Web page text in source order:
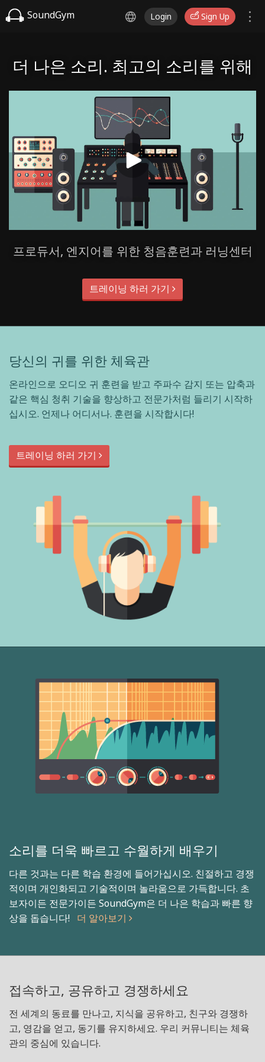
SoundGym Login Sign Up
더 나은 소리. 최고의 소리를 위해
프로듀서, 엔지어를 위한 청음훈련과 러닝센터
트레이닝 하러 가기
당신의 귀를 위한 체육관
온라인으로 오디오 귀 훈련을 받고 주파수 감지 또는 압축과
같은 핵심 청취 기술을 향상하고 전문가처럼 들리기 시작하
십시오. 언제나 어디서나. 훈련을 시작합시다!
트레이닝 하러 가기
소리를 더욱 빠르고 수월하게 배우기
다른 것과는 다른 학습 환경에 들어가십시오. 친절하고 경쟁
적이며 개인화되고 기술적이며 놀라움으로 가득합니다. 초
보자이든 전문가이든 SoundGym은 더 나은 학습과 빠른 향
상을 돕습니다! 더 알아보기
접속하고, 공유하고 경쟁하세요
전 세계의 동료를 만나고, 지식을 공유하고, 친구와 경쟁하
고, 영감을 얻고, 동기를 유지하세요. 우리 커뮤니티는 체육
관의 중심에 있습니다.